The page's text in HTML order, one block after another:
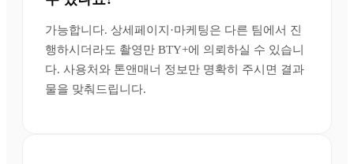
가능합니다. 상세페이지·마케팅은 다른 팀에서 진
행하시더라도 촬영만 BTY+에 의뢰하실 수 있습니
다. 사용처와 톤앤매너 정보만 명확히 주시면 결과
물을 맞춰드립니다.